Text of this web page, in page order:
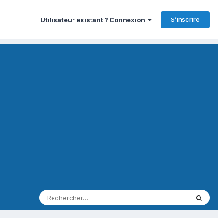
Utilisateur existant ? Connexion S’inscrire